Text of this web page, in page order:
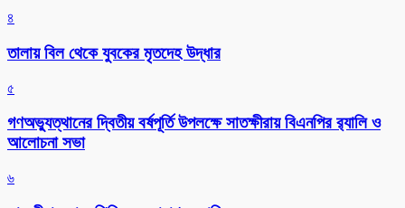
৪
তালায় বিল থেকে যুবকের মৃতদেহ উদ্ধার
৫
গণঅভ্যুত্থানের দ্বিতীয় বর্ষপূর্তি উপলক্ষে সাতক্ষীরায় বিএনপির র‌্যালি ও
আলোচনা সভা
৬